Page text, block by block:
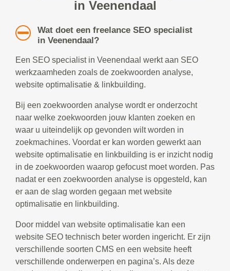
in Veenendaal
Wat doet een freelance SEO specialist
in Veenendaal?
Een SEO specialist in Veenendaal werkt aan SEO
werkzaamheden zoals de zoekwoorden analyse,
website optimalisatie & linkbuilding.
Bij een zoekwoorden analyse wordt er onderzocht
naar welke zoekwoorden jouw klanten zoeken en
waar u uiteindelijk op gevonden wilt worden in
zoekmachines. Voordat er kan worden gewerkt aan
website optimalisatie en linkbuilding is er inzicht nodig
in de zoekwoorden waarop gefocust moet worden. Pas
nadat er een zoekwoorden analyse is opgesteld, kan
er aan de slag worden gegaan met website
optimalisatie en linkbuilding.
Door middel van website optimalisatie kan een
website SEO technisch beter worden ingericht. Er zijn
verschillende soorten CMS en een website heeft
verschillende onderwerpen en pagina’s. Als deze